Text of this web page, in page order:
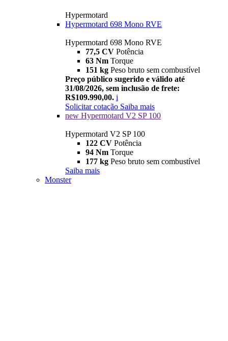
Hypermotard
Hypermotard 698 Mono RVE
Hypermotard 698 Mono RVE
77,5 CV Potência
63 Nm Torque
151 kg Peso bruto sem combustível
Preço público sugerido e válido até
31/08/2026, sem inclusão de frete:
R$109.990,00. i
Solicitar cotação Saiba mais
new Hypermotard V2 SP 100
Hypermotard V2 SP 100
122 CV Potência
94 Nm Torque
177 kg Peso bruto sem combustível
Saiba mais
Monster